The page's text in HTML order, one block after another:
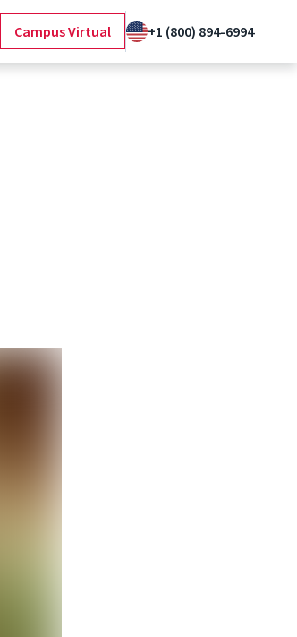
Campus Virtual +1 (800) 894-6994